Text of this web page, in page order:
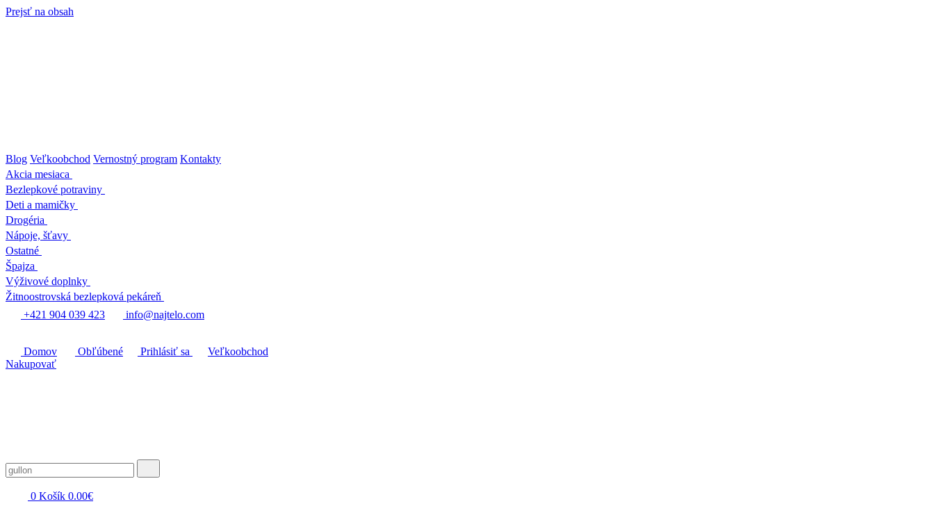
Prejsť na obsah
Blog Veľkoobchod Vernostný program Kontakty
Akcia mesiaca
Bezlepkové potraviny
Deti a mamičky
Drogéria
Nápoje, šťavy
Ostatné
Špajza
Výživové doplnky
Žitnoostrovská bezlepková pekáreň
+421 904 039 423
info@najtelo.com
Domov Obľúbené Prihlásiť sa
Veľkoobchod
Nakupovať
0 Košík 0.00€